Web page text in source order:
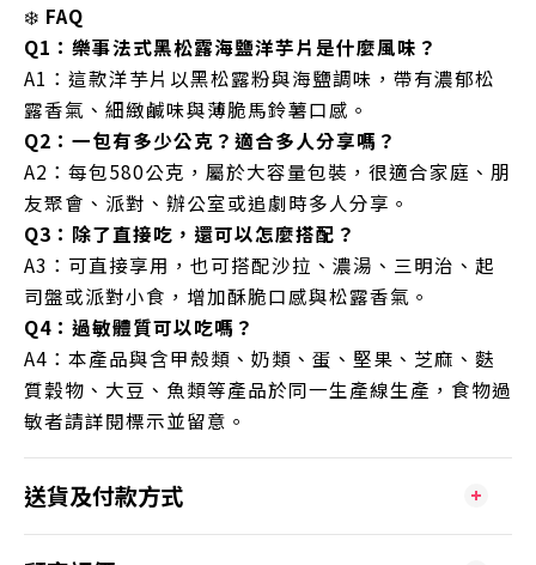
❄️ FAQ
Q1：樂事法式黑松露海鹽洋芋片是什麼風味？
A1：這款洋芋片以黑松露粉與海鹽調味，帶有濃郁松
露香氣、細緻鹹味與薄脆馬鈴薯口感。
Q2：一包有多少公克？適合多人分享嗎？
A2：每包580公克，屬於大容量包裝，很適合家庭、朋
友聚會、派對、辦公室或追劇時多人分享。
Q3：除了直接吃，還可以怎麼搭配？
A3：可直接享用，也可搭配沙拉、濃湯、三明治、起
司盤或派對小食，增加酥脆口感與松露香氣。
Q4：過敏體質可以吃嗎？
A4：本產品與含甲殼類、奶類、蛋、堅果、芝麻、麩
質穀物、大豆、魚類等產品於同一生產線生產，食物過
敏者請詳閱標示並留意。
送貨及付款方式